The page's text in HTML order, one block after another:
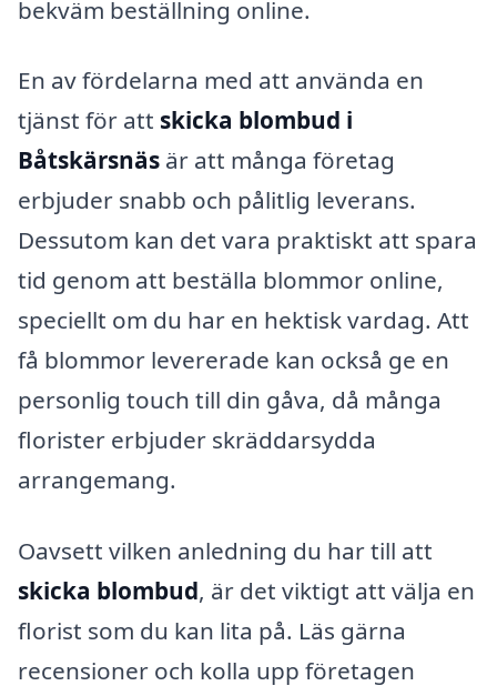
bekväm beställning online.
En av fördelarna med att använda en
tjänst för att skicka blombud i
Båtskärsnäs är att många företag
erbjuder snabb och pålitlig leverans.
Dessutom kan det vara praktiskt att spara
tid genom att beställa blommor online,
speciellt om du har en hektisk vardag. Att
få blommor levererade kan också ge en
personlig touch till din gåva, då många
florister erbjuder skräddarsydda
arrangemang.
Oavsett vilken anledning du har till att
skicka blombud, är det viktigt att välja en
florist som du kan lita på. Läs gärna
recensioner och kolla upp företagen